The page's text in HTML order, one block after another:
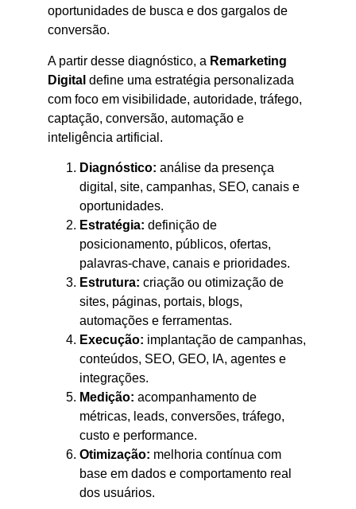
oportunidades de busca e dos gargalos de
conversão.
A partir desse diagnóstico, a Remarketing
Digital define uma estratégia personalizada
com foco em visibilidade, autoridade, tráfego,
captação, conversão, automação e
inteligência artificial.
Diagnóstico: análise da presença
digital, site, campanhas, SEO, canais e
oportunidades.
Estratégia: definição de
posicionamento, públicos, ofertas,
palavras-chave, canais e prioridades.
Estrutura: criação ou otimização de
sites, páginas, portais, blogs,
automações e ferramentas.
Execução: implantação de campanhas,
conteúdos, SEO, GEO, IA, agentes e
integrações.
Medição: acompanhamento de
métricas, leads, conversões, tráfego,
custo e performance.
Otimização: melhoria contínua com
base em dados e comportamento real
dos usuários.